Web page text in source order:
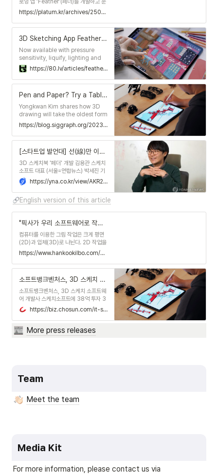
로잉 앱 ‘Feather’(페더)를 개발하고 운
영 중인 ‘스케치소프트’가 베이스벤처스
로부터 시리즈 A 브릿지 투자를 유치했
다. 금액은 비공개이다.
https://platum.kr/archives/250174
3D Sketching App Feather 3D 1.0 Released
Now available with pressure
sensitivity, liquify, lighting and
post-process toolsets, dark
mode, fully offline access, and
more.
https://80.lv/articles/feather-3d-received-a-major-update/
Pen and Paper? Try a Tablet and Feather - ACM SIGGRAPH Blog
Yongkwan Kim shares how 3D
drawing will take the oldest form
of human expression and
communication to the next level
with "Feather: 3D Sketchbook."
https://blog.siggraph.org/2023/06/pen-and-paper-try-a-tablet-and-feather.html/
[스타트업 발언대] 선(線)만 이어주면 3D 창작물로 | 연합뉴스
3D 스케치북 '페더' 개발 김용관 스케치
소프트 대표 (서울=연합뉴스) 박세진 기
자 = 대단한 손재주꾼이 아니라도 문제없
다. 상상력을 마음껏 발휘해 그리고 싶은
걸 선(線)으로 표현하면 된다. 그러면 2
차원(2D)의 태블릿 표면에 그린 선이 입
트가 지난달 1일 정식으로 출시한 클라우
드 기반의 3D 스케치 소프트웨어(SW)
'페더'(Feather)로 구현되는 현실이다.
https://yna.co.kr/view/AKR20221201132000704
English version of this article
"픽사가 우리 소프트웨어로 작품 만들기를" 김용관 스케치소프트 대표
컴퓨터를 이용한 그림 작업은 크게 평면
(2D)과 입체(3D)로 나뉜다. 2D 작업을
주로 하는 화가, 만화가, 삽화가 등은 코
렐의 '페인터', 3D 작업을 많이 하는 애
니메이터나 건축가 설계사 디자이너 등은
시스템의 '카티아' 등의 소프트웨어를 사
용한다. 그만큼 하나의 소프트웨어로 2D
와 3D를 병행하기 힘들다.
https://www.hankookilbo.com/News/Read/A2021122109100004056?did=NA
소프트뱅크벤처스, 3D 스케치 소프트웨어 개발사 ‘스케치소프트’에 38억 투자
소프트뱅크벤처스, 3D 스케치 소프트웨
어 개발사 스케치소프트에 38억 투자 3
차원 아이디어 구현하는 소프트웨어 연내
출시, 디자인·엔터 등에 적용 기대
https://biz.chosun.com/it-science/ict/2021/10/13/Q6XSYYFQQBFGRNZQCDYGZBKSO4/
More press releases
Team
Meet the team
Media Kit